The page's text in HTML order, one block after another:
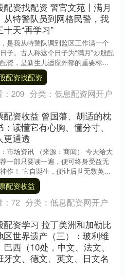
配资找配资 警官文苑丨满月
从特警队员到网格民警，我
十天“再学习”
是我从特警队调到监区工作满一个
子。古人称这个日子为“满月”炒股配
资，是新生儿适应外部的重要标
对于我来说，这三十天，也是一次
“再学习....
配资找配资
209 分类： 低息配资网开户
配资收益 曾国藩、胡适的枕
：读懂它有心胸、懂分寸、
更通透
市场资讯 （来源：商闻） 今天给大
一部只要读一遍，便可终身受益无
作！ 它自诞生，便让后世无数英雄
拜。 是的，这本奇书就是与《史
称为....
配资收益
72 分类： 低息配资网开户
配资学习 拉丁美洲和加勒比
区世界遗产（三）：玻利维
巴西（10处，中文、法文、
牙文、德文、英文、日文名